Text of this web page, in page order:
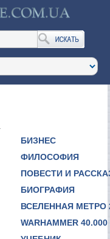
БИЗНЕС
ФИЛОСОФИЯ
ПОВЕСТИ И
БИОГРАФИЯ
ВСЕЛЕННАЯ МЕТРО
WARHAMMER 40.000